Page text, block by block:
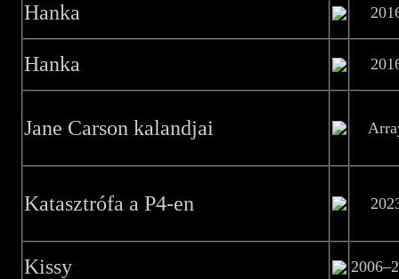
Hanka
Hanka
Jane Carson kalandjai
Katasztrófa a P4-en
Kissy